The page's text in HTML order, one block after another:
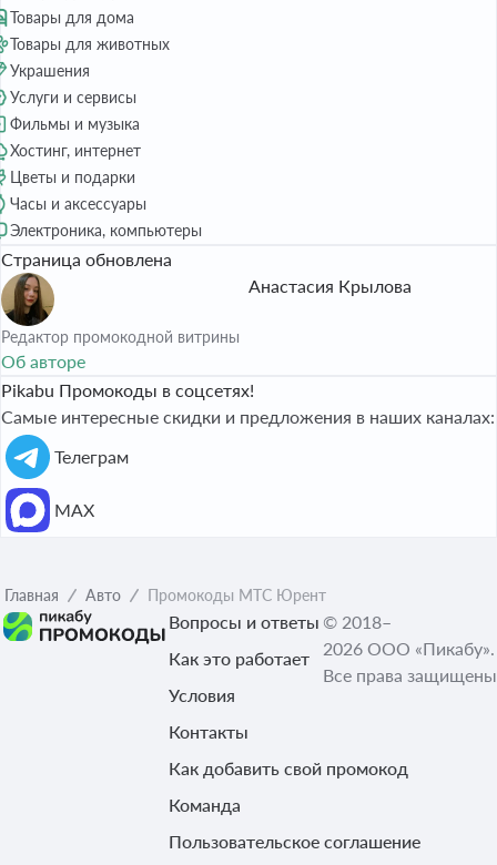
Товары для дома
Товары для животных
Украшения
Услуги и сервисы
Фильмы и музыка
Хостинг, интернет
Цветы и подарки
Часы и аксессуары
Электроника, компьютеры
Страница обновлена
Анастасия Крылова
Редактор промокодной витрины
Об авторе
Pikabu Промокоды в соцсетях!
Самые интересные скидки и предложения в наших каналах:
Телеграм
МАХ
Главная Авто Промокоды МТС Юрент
Вопросы и ответы
Как это работает
Условия
Контакты
Как добавить свой промокод
Команда
Пользовательское соглашение
© 2018–
2026 ООО «Пикабу».
Все права защищены